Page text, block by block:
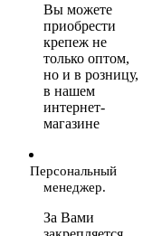
Вы можете
приобрести
крепеж не
только оптом,
но и в розницу,
в нашем
интернет-
магазине
Персональный
менеджер.
За Вами